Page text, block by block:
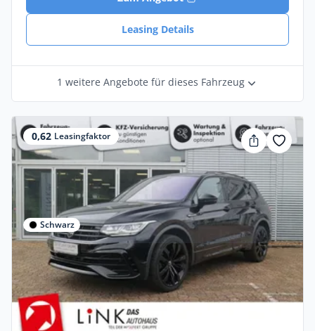
Leasing Details
1 weitere Angebote für dieses Fahrzeug
0,62 Leasingfaktor
Schwarz
Privat & Gewerbe
Volkswagen Tiguan Allspace R-Line 2.0
TDI DSG 4M AHK RFK H&
Diesel •Automatik •150 PS (110 kW)